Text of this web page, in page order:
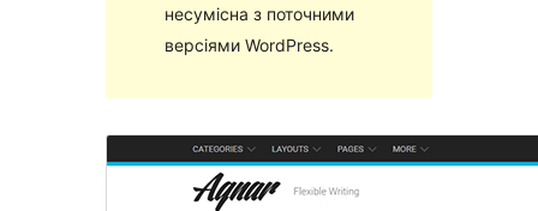
несумісна з поточними
версіями WordPress.